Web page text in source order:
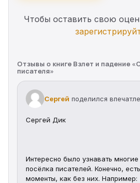
Чтобы оставить свою
Отзывы о книге Взлет и падение
писателя»
Сергей поделился
Сергей Дик
Интересно было узнавать
посёлка писателей. Конечно,
моменты, как без них. Например: